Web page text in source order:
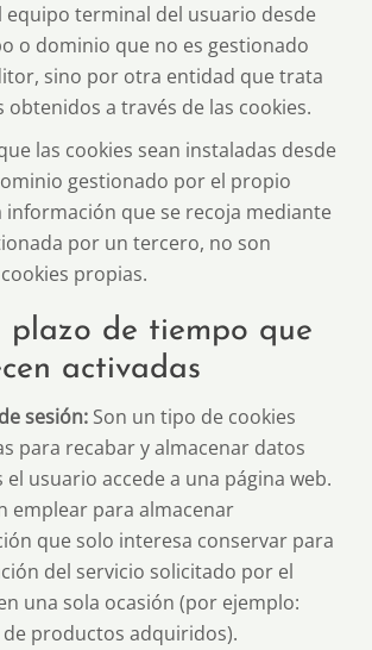
equipo terminal del usuario desde
o dominio que no es gestionado
sino por otra entidad que trata
obtenidos a través de las cookies.
las cookies sean instaladas desde
gestionado por el propio
que se recoja mediante
por un tercero, no son
propias.
plazo de tiempo que
activadas
sesión: Son un tipo de cookies
para recabar y almacenar datos
usuario accede a una página web.
emplear para almacenar
que solo interesa conservar para
del servicio solicitado por el
una sola ocasión (por ejemplo:
productos adquiridos).